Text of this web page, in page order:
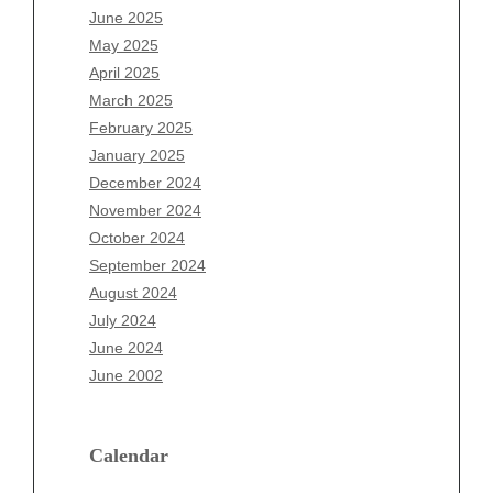
June 2025
May 2025
April 2025
March 2025
February 2025
January 2025
December 2024
November 2024
October 2024
September 2024
August 2024
July 2024
June 2024
June 2002
Calendar
April 2026
March 2026
February 2026
January 2026
December 2025
November 2025
October 2025
September 2025
August 2025
July 2025
June 2025
May 2025
April 2025
March 2025
December 2024